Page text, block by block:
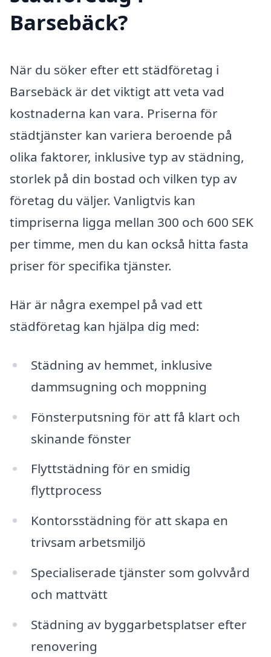
Barsebäck?
När du söker efter ett städföretag i
Barsebäck är det viktigt att veta vad
kostnaderna kan vara. Priserna för
städtjänster kan variera beroende på
olika faktorer, inklusive typ av städning,
storlek på din bostad och vilken typ av
företag du väljer. Vanligtvis kan
timpriserna ligga mellan 300 och 600 SEK
per timme, men du kan också hitta fasta
priser för specifika tjänster.
Här är några exempel på vad ett
städföretag kan hjälpa dig med:
Städning av hemmet, inklusive
dammsugning och moppning
Fönsterputsning för att få klart och
skinande fönster
Flyttstädning för en smidig
flyttprocess
Kontorsstädning för att skapa en
trivsam arbetsmiljö
Specialiserade tjänster som golvvård
och mattvätt
Städning av byggarbetsplatser efter
renovering